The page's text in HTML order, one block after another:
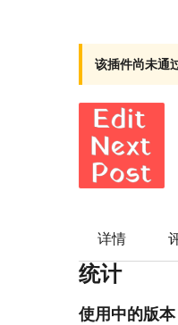
该插件尚未通
详情
统计
使用中的版本